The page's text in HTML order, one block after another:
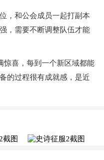
，和公会成员一起打副本
，需要不断调整队伍才能
惊喜，每到一个新区域都能
的过程很有成就感，是近